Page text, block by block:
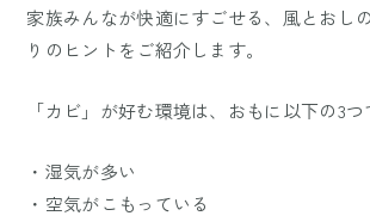
家族みんなが快適にすごせる、風とおし
りのヒントをご紹介します。
「カビ」が好む環境は、おもに以下の3つ
・湿気が多い
・空気がこもっている